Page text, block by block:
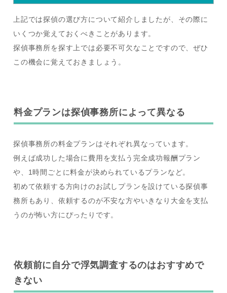
上記では探偵の選び方について紹介しましたが、その際に
いくつか覚えておくべきことがあります。
探偵事務所を探す上では必要不可欠なことですので、ぜひ
この機会に覚えておきましょう。
料金プランは探偵事務所によって異なる
探偵事務所の料金プランはそれぞれ異なっています。
例えば成功した場合に費用を支払う完全成功報酬プラン
や、1時間ごとに料金が決められているプランなど。
初めて依頼する方向けのお試しプランを設けている探偵事
務所もあり、依頼するのが不安な方やいきなり大金を支払
うのが怖い方にぴったりです。
依頼前に自分で浮気調査するのはおすすめで
きない